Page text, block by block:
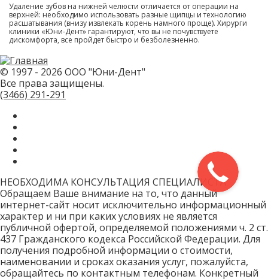
Удаление зубов на нижней челюсти отличается от операции на
верхней: необходимо использовать разные щипцы и технологию
расшатывания (внизу извлекать корень намного проще). Хирурги
клиники «Юни-Дент» гарантируют, что вы не почувствуете
дискомфорта, все пройдет быстро и безболезненно.
© 1997 - 2026 ООО "Юни-Дент"
Все права защищены.
(3466) 291-291
НЕОБХОДИМА КОНСУЛЬТАЦИЯ СПЕЦИАЛИСТА
Обращаем Ваше внимание на то, что данный
интернет-сайт носит исключительно информационный
характер и ни при каких условиях не является
публичной офертой, определяемой положениями ч. 2 ст.
437 Гражданского кодекса Российской Федерации. Для
получения подробной информации о стоимости,
наименовании и сроках оказания услуг, пожалуйста,
обращайтесь по контактным телефонам. Конкретный